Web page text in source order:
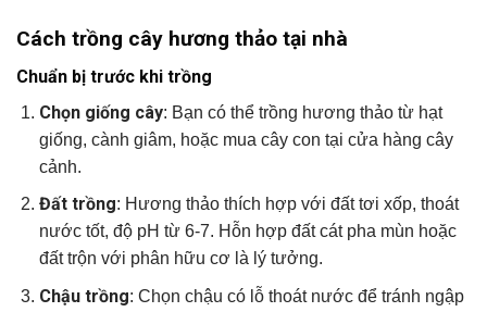
Cách trồng cây hương thảo tại nhà
Chuẩn bị trước khi trồng
Chọn giống cây: Bạn có thể trồng hương thảo từ hạt
giống, cành giâm, hoặc mua cây con tại cửa hàng cây
cảnh.
Đất trồng: Hương thảo thích hợp với đất tơi xốp, thoát
nước tốt, độ pH từ 6-7. Hỗn hợp đất cát pha mùn hoặc
đất trộn với phân hữu cơ là lý tưởng.
Chậu trồng: Chọn chậu có lỗ thoát nước để tránh ngập